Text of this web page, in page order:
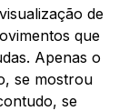
de
que
Apenas o
se mostrou
se